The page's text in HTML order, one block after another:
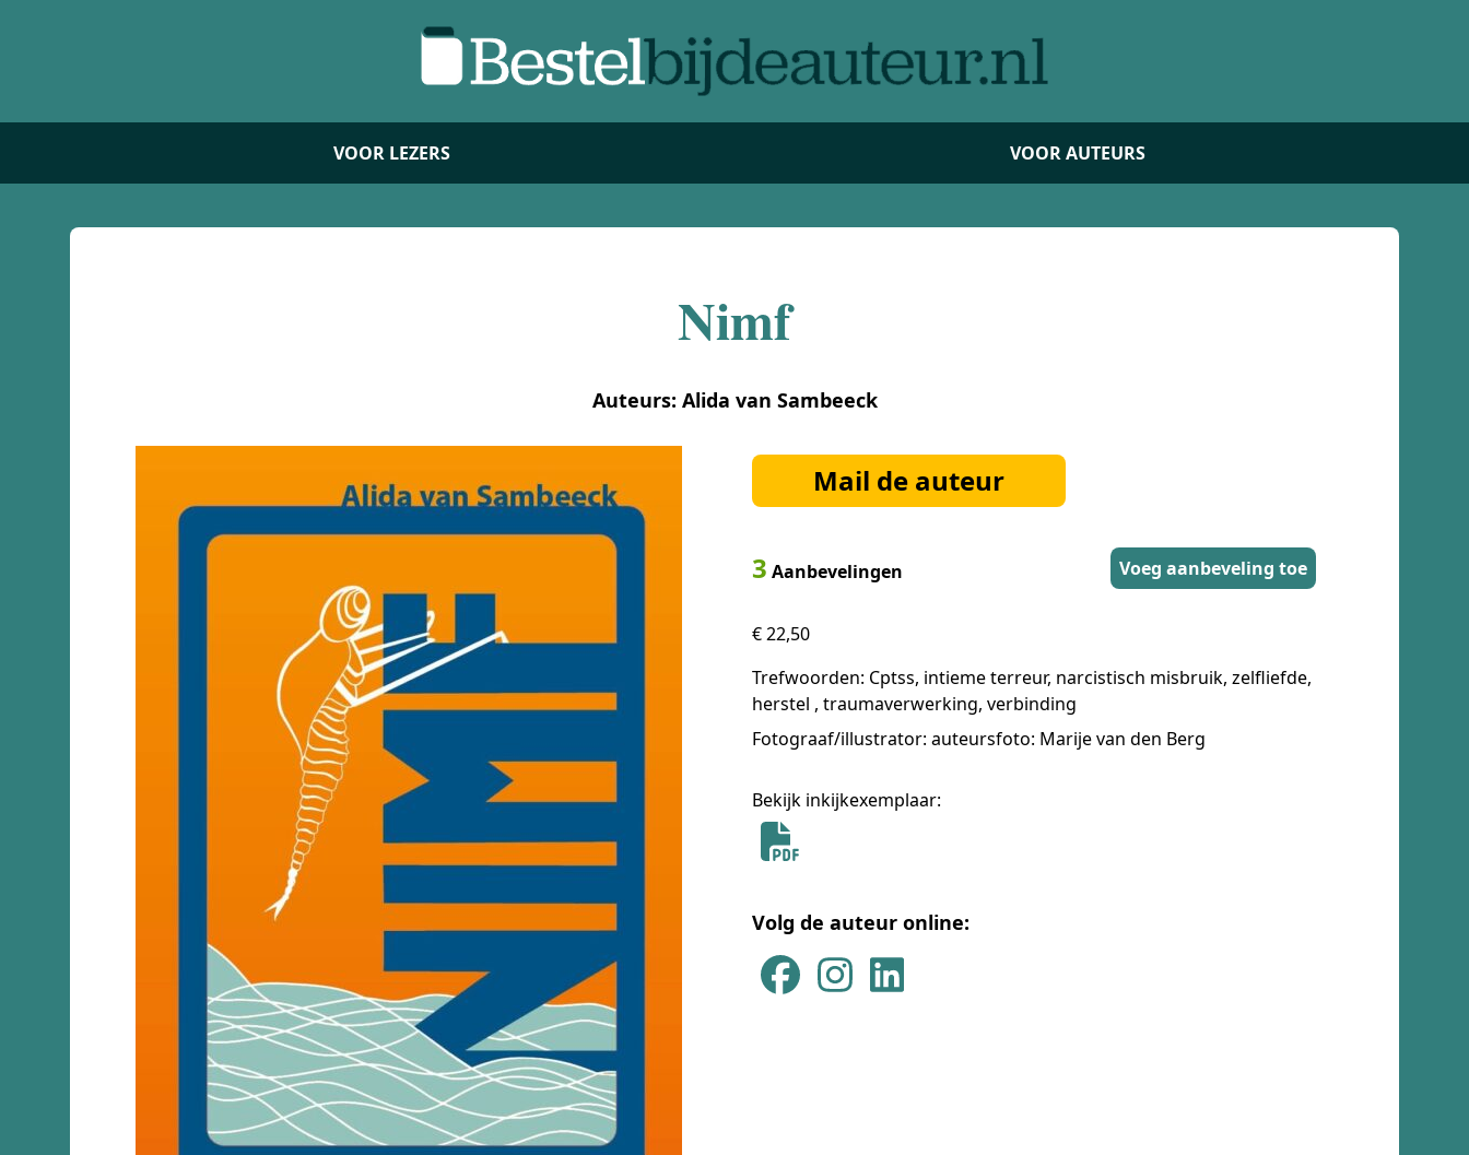
VOOR LEZERS VOOR AUTEURS
Nimf
Auteurs: Alida van Sambeeck
Mail de auteur
3 Aanbevelingen Voeg aanbeveling toe
€ 22,50
Trefwoorden: Cptss, intieme terreur, narcistisch misbruik, zelfliefde,
herstel , traumaverwerking, verbinding
Fotograaf/illustrator: auteursfoto: Marije van den Berg
Bekijk inkijkexemplaar:
Volg de auteur online: